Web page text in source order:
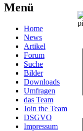
Menü
Home
News
Artikel
Forum
Suche
Bilder
Downloads
Umfragen
das Team
Join the Team
DSGVO
Impressum